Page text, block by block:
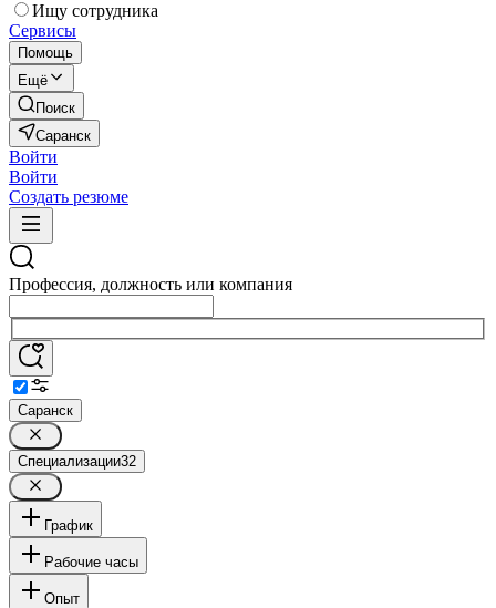
Ищу сотрудника
Сервисы
Помощь
Ещё
Поиск
Саранск
Войти
Войти
Создать резюме
Профессия, должность или компания
Саранск
Специализации32
График
Рабочие часы
Опыт